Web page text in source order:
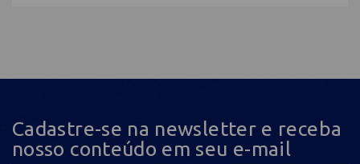
Cadastre-se na newsletter e receba
nosso conteúdo em seu e-mail